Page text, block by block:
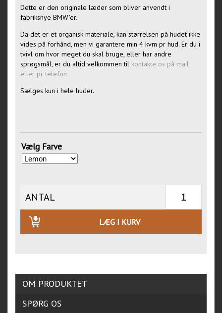
Dette er den originale læder som bliver anvendt i
fabriksnye BMW'er.
Da det er et organisk materiale, kan størrelsen på hudet ikke
vides på forhånd, men vi garantere min 4 kvm pr hud. Er du i
tvivl om hvor meget du skal bruge, eller har andre
sprøgsmål, er du altid velkommen til kontakte os på mail
eller pr telefon
Sælges kun i hele huder.
Vælg Farve
ANTAL
LÆG I KURV
OM PRODUKTET
SPØRG OS